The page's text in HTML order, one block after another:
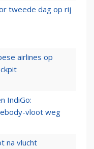
tweede dag op rij
airlines op
IndiGo:
vloot weg
na vlucht